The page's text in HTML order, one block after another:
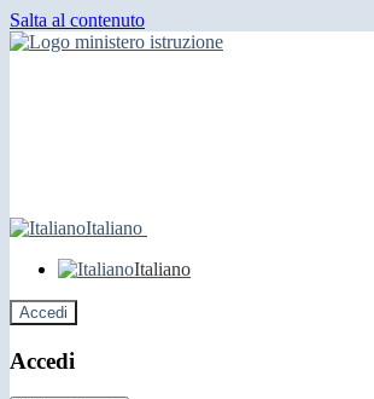
Salta al contenuto
Italiano
Italiano
Accedi
Accedi